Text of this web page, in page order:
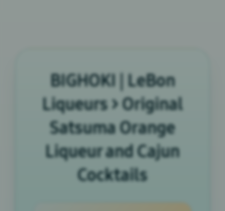
BIGHOKI | LeBon
Liqueurs > Original
Satsuma Orange
Liqueur and Cajun
Cocktails